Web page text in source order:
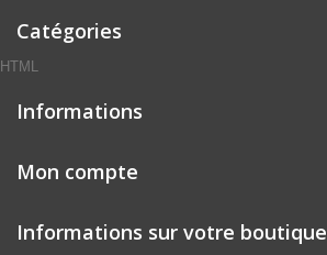
Catégories
HTML
Informations
Mon compte
Informations sur votre boutique